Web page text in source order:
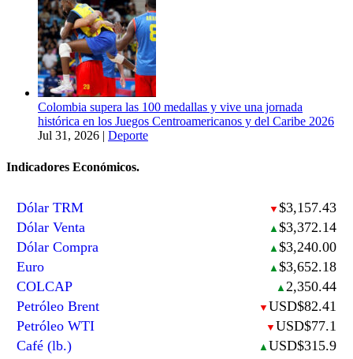
Colombia supera las 100 medallas y vive una jornada
histórica en los Juegos Centroamericanos y del Caribe 2026
Jul 31, 2026 | Deporte
Indicadores Económicos.
Dólar TRM ▼ $3,157.43
Dólar Venta
▲ $3,372.14
Dólar Compra
▲ $3,240.00
Euro
▲ $3,652.18
COLCAP
▲ 2,350.44
Petróleo Brent
▼ USD$82.41
Petróleo WTI
▼ USD$77.1
Café (lb.)
▲ USD$315.9